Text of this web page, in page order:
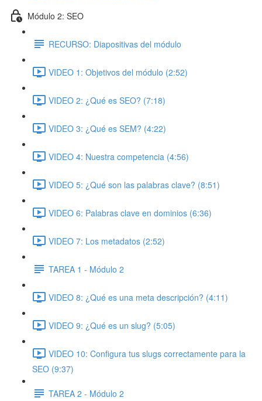
Módulo 2: SEO
RECURSO: Diapositivas del módulo
VIDEO 1: Objetivos del módulo (2:52)
VIDEO 2: ¿Qué es SEO? (7:18)
VIDEO 3: ¿Qué es SEM? (4:22)
VIDEO 4: Nuestra competencia (4:56)
VIDEO 5: ¿Qué son las palabras clave? (8:51)
VIDEO 6: Palabras clave en dominios (6:36)
VIDEO 7: Los metadatos (2:52)
TAREA 1 - Módulo 2
VIDEO 8: ¿Qué es una meta descripción? (4:11)
VIDEO 9: ¿Qué es un slug? (5:05)
VIDEO 10: Configura tus slugs correctamente para la
SEO (9:37)
TAREA 2 - Módulo 2